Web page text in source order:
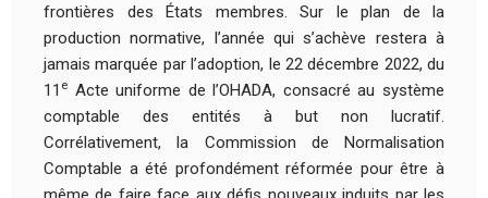
frontières des États membres. Sur le plan de la
production normative, l’année qui s’achève restera à
jamais marquée par l’adoption, le 22 décembre 2022, du
11 e Acte uniforme de l’OHADA, consacré au système
comptable des entités à but non lucratif.
Corrélativement, la Commission de Normalisation
Comptable a été profondément réformée pour être à